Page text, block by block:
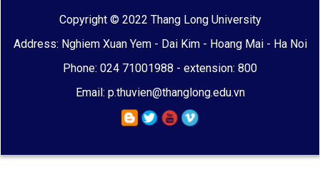
Copyright © 2022 Thang Long University
Address: Nghiem Xuan Yem - Dai Kim - Hoang Mai - Ha Noi
Phone: 024 71001988 - extension: 800
Email: p.thuvien@thanglong.edu.vn